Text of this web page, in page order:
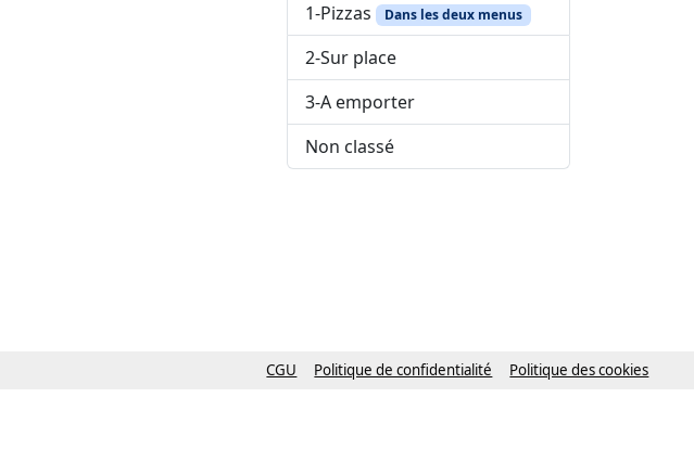
1-Pizzas Dans les deux menus
2-Sur place
3-A emporter
Non classé
CGU Politique de confidentialité Politique des cookies